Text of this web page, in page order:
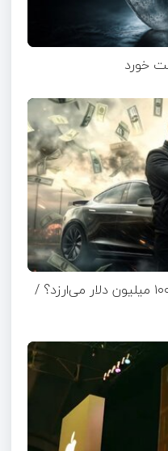
خورد
یک ساعت از زمان ایلان ماسک ۱۰۰ میلیون دلار می‌ارزد؟ /